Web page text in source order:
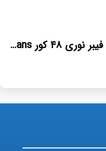
مرکز پخش انواع فیبر نوری ۴۸ کور nexans